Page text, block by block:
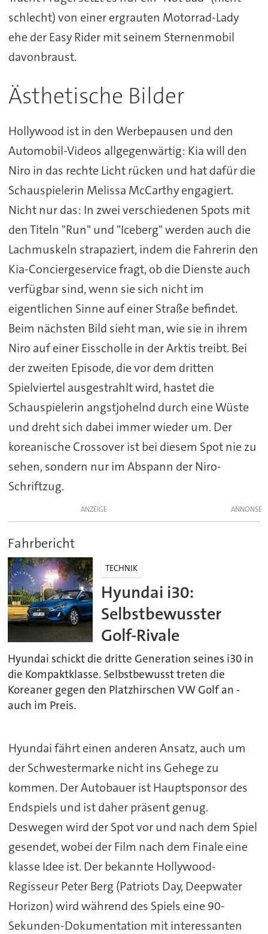
schlecht) von einer ergrauten Motorrad-Lady
ehe der Easy Rider mit seinem Sternenmobil
davonbraust.
Ästhetische Bilder
Hollywood ist in den Werbepausen und den
Automobil-Videos allgegenwärtig: Kia will den
Niro in das rechte Licht rücken und hat dafür die
Schauspielerin Melissa McCarthy engagiert.
Nicht nur das: In zwei verschiedenen Spots mit
den Titeln "Run" und "Iceberg" werden auch die
Lachmuskeln strapaziert, indem die Fahrerin den
Kia-Conciergeservice fragt, ob die Dienste auch
verfügbar sind, wenn sie sich nicht im
eigentlichen Sinne auf einer Straße befindet.
Beim nächsten Bild sieht man, wie sie in ihrem
Niro auf einer Eisscholle in der Arktis treibt. Bei
der zweiten Episode, die vor dem dritten
Spielviertel ausgestrahlt wird, hastet die
Schauspielerin angstjohelnd durch eine Wüste
und dreht sich dabei immer wieder um. Der
koreanische Crossover ist bei diesem Spot nie zu
sehen, sondern nur im Abspann der Niro-
Schriftzug.
ANZEIGE
Fahrbericht
TECHNIK
Hyundai i30:
Selbstbewusster
Golf-Rivale
Hyundai schickt die dritte Generation seines i30 in
die Kompaktklasse. Selbstbewusst treten die
Koreaner gegen den Platzhirschen VW Golf an -
auch im Preis.
Hyundai fährt einen anderen Ansatz, auch um
der Schwestermarke nicht ins Gehege zu
kommen. Der Autobauer ist Hauptsponsor des
Endspiels und ist daher präsent genug.
Deswegen wird der Spot vor und nach dem Spiel
gesendet, wobei der Film nach dem Finale eine
klasse Idee ist. Der bekannte Hollywood-
Regisseur Peter Berg (Patriots Day, Deepwater
Horizon) wird während des Spiels eine 90-
Sekunden-Dokumentation mit interessanten